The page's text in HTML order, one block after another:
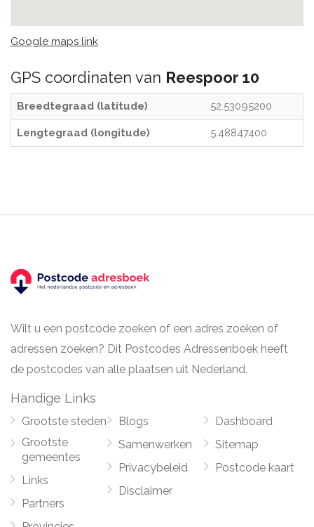
Google maps link
GPS coordinaten van Reespoor 10
Breedtegraad (latitude) 52.53095200
Lengtegraad (longitude) 5.48847400
Wilt u een postcode zoeken of een adres zoeken of
adressen zoeken? Dit Postcodes Adressenboek heeft
de postcodes van alle plaatsen uit Nederland.
Handige Links
Grootste steden
Grootste
gemeentes
Links
Partners
Blogs
Samenwerken
Privacybeleid
Disclaimer
Dashboard
Sitemap
Postcode kaart